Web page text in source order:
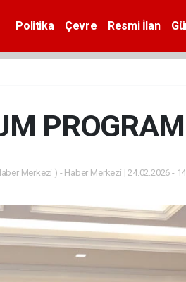
Politika Çevre Resmi İlan
Merkezi ) - Haber Merkezi | 24.02.2026 -